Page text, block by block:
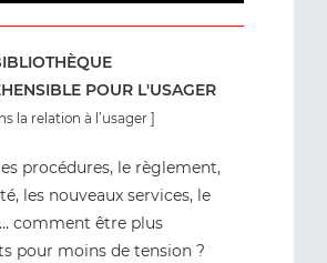
POUR L'USAGER
la relation à l’usager ]
procédures, le règlement,
les nouveaux services, le
comment être plus
pour moins de tension ?